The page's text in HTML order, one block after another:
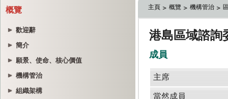
概覽
歡迎辭
簡介
願景、使命、核心價值
機構管治
組織架構
主頁 概覽 機構管治